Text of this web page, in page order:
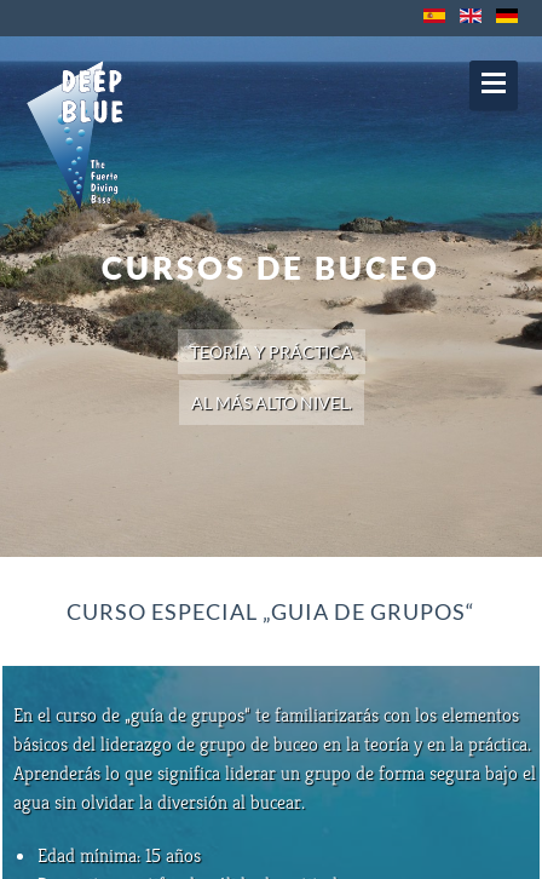
Aviso Legal
CURSOS DE BUCEO
TEORÍA Y PRÁCTICA
AL MÁS ALTO NIVEL.
CURSO ESPECIAL „GUIA DE GRUPOS“
En el curso de „guía de grupos“ te familiarizarás con los elementos
básicos del liderazgo de grupo de buceo en la teoría y en la práctica.
Aprenderás lo que significa liderar un grupo de forma segura bajo el
agua sin olvidar la diversión al bucear.
Edad mínima: 15 años